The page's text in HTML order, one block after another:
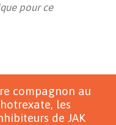
pour ce
compagnon au
les
de JAK